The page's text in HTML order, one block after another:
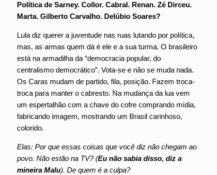
Política de Sarney. Collor. Cabral. Renan. Zé Dirceu.
Marta. Gilberto Carvalho. Delúbio Soares?
Lula diz querer a juventude nas ruas lutando por política,
mas, as armas quem dá é ele e a sua turma. O brasileiro
está na armadilha da “democracia popular, do
centralismo democrático”. Vota-se e não se muda nada.
Os Caras mudam de partido, fila, posição. Fazem troca-
troca para manter o cabresto. Na mudança da lua vem
um espertalhão com a chave do cofre comprando mídia,
fabricando imagem, mostrando um Brasil carinhoso,
colorido.
Elas: Por que essas coisas que você diz não chegam ao
povo. Não estão na TV? (Eu não sabia disso, diz a
mineira Malu). De quem é a culpa?